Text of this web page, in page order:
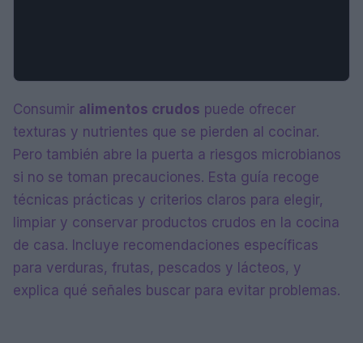
Consumir alimentos crudos puede ofrecer
texturas y nutrientes que se pierden al cocinar.
Pero también abre la puerta a riesgos microbianos
si no se toman precauciones. Esta guía recoge
técnicas prácticas y criterios claros para elegir,
limpiar y conservar productos crudos en la cocina
de casa. Incluye recomendaciones específicas
para verduras, frutas, pescados y lácteos, y
explica qué señales buscar para evitar problemas.